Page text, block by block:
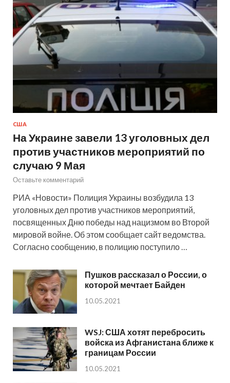
США
На Украине завели 13 уголовных дел
против участников мероприятий по
случаю 9 Мая
Оставьте комментарий
РИА «Новости» Полиция Украины возбудила 13
уголовных дел против участников мероприятий,
посвященных Дню победы над нацизмом во Второй
мировой войне. Об этом сообщает сайт ведомства.
Согласно сообщению, в полицию поступило …
Пушков рассказал о России, о
которой мечтает Байден
10.05.2021
WSJ: США хотят перебросить
войска из Афганистана ближе к
границам России
10.05.2021